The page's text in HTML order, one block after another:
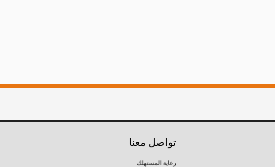
تواصل معنا
رعاية المستهلك